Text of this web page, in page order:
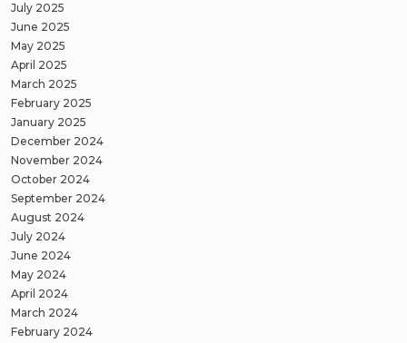
July 2025
June 2025
May 2025
April 2025
March 2025
February 2025
January 2025
December 2024
November 2024
October 2024
September 2024
August 2024
July 2024
June 2024
May 2024
April 2024
March 2024
February 2024